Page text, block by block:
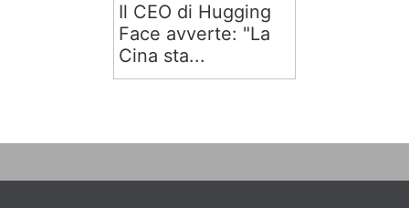
Il CEO di Hugging
Face avverte: "La
Cina sta...